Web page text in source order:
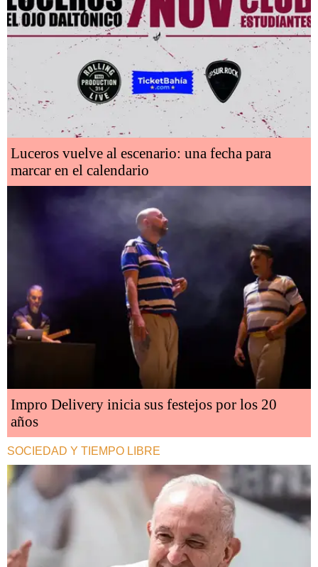
Luceros vuelve al escenario: una fecha para
marcar en el calendario
Impro Delivery inicia sus festejos por los 20
años
SOCIEDAD Y TIEMPO LIBRE